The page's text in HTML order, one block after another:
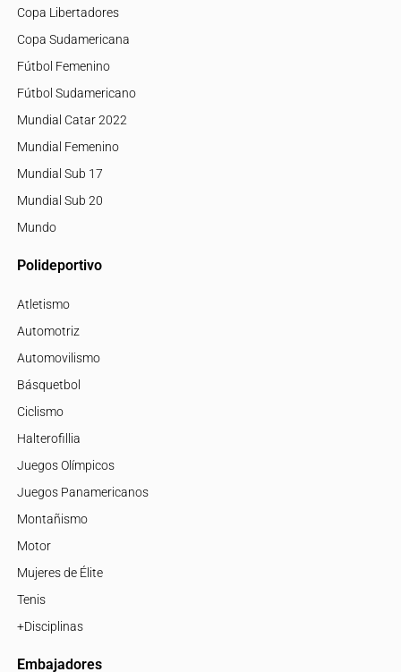
Copa Libertadores
Copa Sudamericana
Fútbol Femenino
Fútbol Sudamericano
Mundial Catar 2022
Mundial Femenino
Mundial Sub 17
Mundial Sub 20
Mundo
Polideportivo
Atletismo
Automotriz
Automovilismo
Básquetbol
Ciclismo
Halterofillia
Juegos Olímpicos
Juegos Panamericanos
Montañismo
Motor
Mujeres de Élite
Tenis
+Disciplinas
Embajadores